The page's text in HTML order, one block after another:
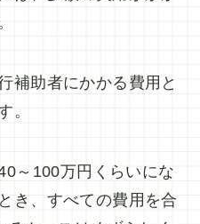
補助者にかかる費用と
。
～100万円くらいにな
き、すべての費用を合